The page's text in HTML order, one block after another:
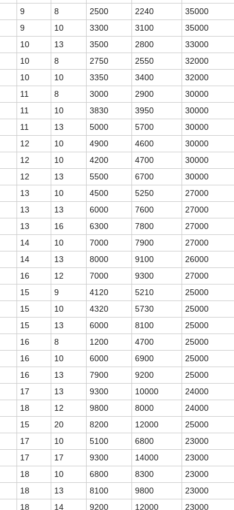
9 8 2500 2240
35000
9 10 3300 3100
35000
10 13 3500 2800 33000
10 8 2750 2550
32000
10 10 3350 3400 32000
11 8 3000 2900
30000
11 10 3830 3950
30000
11 13 5000 5700
30000
12 10 4900 4600 30000
12 10 4200 4700
30000
12 13 5500 6700 30000
13 10 4500 5250
27000
13 13 6000 7600
27000
13 16 6300 7800
27000
14 10 7000 7900
27000
14 13 8000 9100
26000
16 12 7000 9300 27000
15 9 4120 5210
25000
15 10 4320 5730
25000
15 13 6000 8100
25000
16 8 1200 4700
25000
16 10 6000 6900
25000
16 13 7900 9200
25000
17 13 9300 10000
24000
18 12 9800 8000
24000
15 20 8200 12000 25000
17 10 5100 6800
23000
17 17 9300 14000
23000
18 10 6800 8300
23000
18 13 8100 9800
23000
18 14 9200 12000
23000